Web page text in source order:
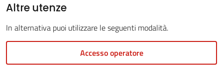
5x1000
Servizi
line
Altre utenze
In alternativa puoi utilizzare le seguenti modalità.
Accesso operatore